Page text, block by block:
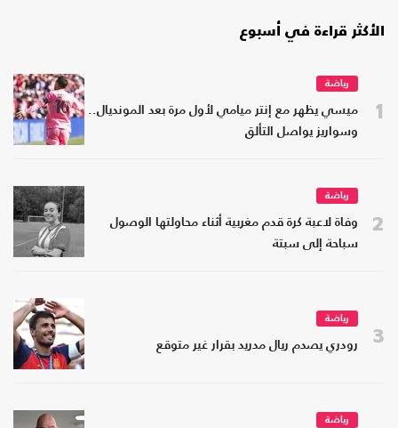
الأكثر قراءة في أسبوع
1
رياضة
ميسي يظهر مع إنتر ميامي لأول مرة بعد المونديال..
وسواريز يواصل التألق
2
رياضة
وفاة لاعبة كرة قدم مغربية أثناء محاولتها الوصول
سباحة إلى سبتة
3
رياضة
رودري يصدم ريال مدريد بقرار غير متوقع
رياضة